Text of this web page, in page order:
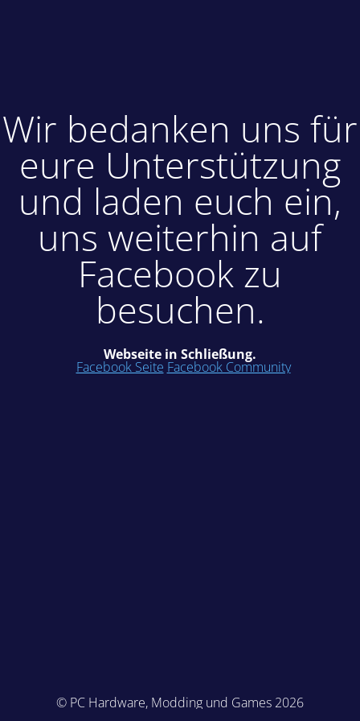
Wir bedanken uns für
eure Unterstützung
und laden euch ein,
uns weiterhin auf
Facebook zu
besuchen.
Webseite in Schließung.
Facebook Seite Facebook Community
© PC Hardware, Modding und Games 2026